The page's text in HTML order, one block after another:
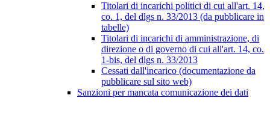
Titolari di incarichi politici di cui all'art. 14,
co. 1, del dlgs n. 33/2013 (da pubblicare in
tabelle)
Titolari di incarichi di amministrazione, di
direzione o di governo di cui all'art. 14, co.
1-bis, del dlgs n. 33/2013
Cessati dall'incarico (documentazione da
pubblicare sul sito web)
Sanzioni per mancata comunicazione dei dati